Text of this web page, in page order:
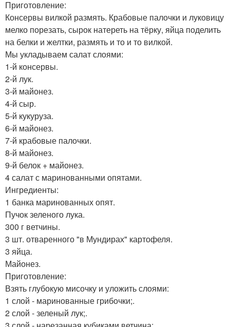
Приготовление:
Консервы вилкой размять. Крабовые палочки и луковицу
мелко порезать, сырок натереть на тёрку, яйца поделить
на белки и желтки, размять и то и то вилкой.
Мы укладываем салат слоями:
1-й консервы.
2-й лук.
3-й майонез.
4-й сыр.
5-й кукуруза.
6-й майонез.
7-й крабовые палочки.
8-й майонез.
9-й белок + майонез.
4 салат с маринованными опятами.
Ингредиенты:
1 банка маринованных опят.
Пучок зеленого лука.
300 г ветчины.
3 шт. отваренного "в Мундирах" картофеля.
3 яйца.
Майонез.
Приготовление:
Взять глубокую мисочку и уложить слоями:
1 слой - маринованные грибочки;.
2 слой - зеленый лук;.